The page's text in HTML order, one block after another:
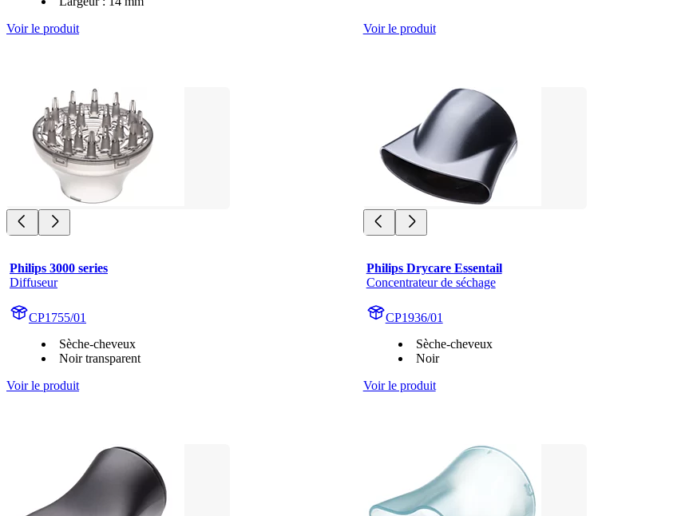
Voir le produit
Voir le produit
Philips 3000 series
Diffuseur
CP1755/01
Sèche-cheveux
Noir transparent
Voir le produit
Philips Drycare Essentail
Concentrateur de séchage
CP1936/01
Sèche-cheveux
Noir
Voir le produit